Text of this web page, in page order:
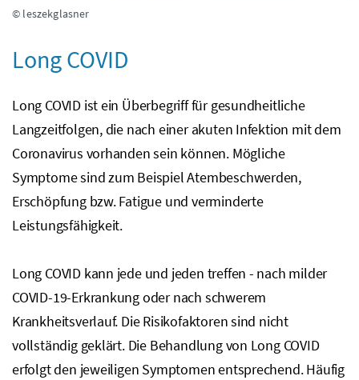
© leszekglasner
Long COVID
Long COVID ist ein Überbegriff für gesundheitliche
Langzeitfolgen, die nach einer akuten Infektion mit dem
Coronavirus vorhanden sein können. Mögliche
Symptome sind zum Beispiel Atembeschwerden,
Erschöpfung bzw.Fatigue und verminderte
Leistungsfähigkeit.
Long COVID kann jede und jeden treffen - nach milder
COVID-19-Erkrankung oder nach schwerem
Krankheitsverlauf. Die Risikofaktoren sind nicht
vollständig geklärt. Die Behandlung von Long COVID
erfolgt den jeweiligen Symptomen entsprechend. Häufig